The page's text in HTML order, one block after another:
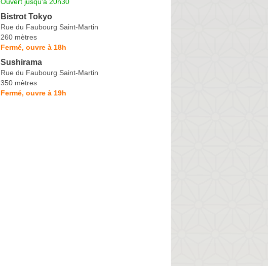
Bistrot Tokyo
Rue du Faubourg Saint-Martin
260 mètres
Fermé, ouvre à 18h
Sushirama
Rue du Faubourg Saint-Martin
350 mètres
Fermé, ouvre à 19h